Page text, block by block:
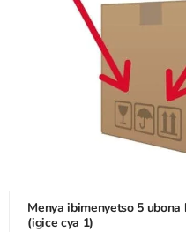
Menya ibimenyetso 5 ubona
(igice cya 1)